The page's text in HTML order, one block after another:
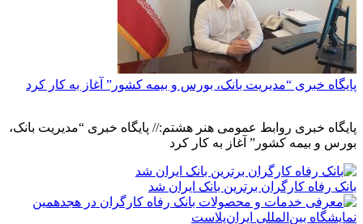
پایگاه خبری “مدیریت بانک، بورس و بیمه کشور” آغاز به کار کرد
پایگاه خبری روابط عمومی هنر هشتم:// پایگاه خبری “مدیریت بانک،
بورس و بیمه کشور” آغاز به کار کرد
بانک رفاه کارگران برترین بانک ایران شد